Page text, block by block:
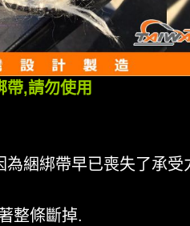
帶,請勿使用
綑綁帶早已喪失了承受
整條斷掉.